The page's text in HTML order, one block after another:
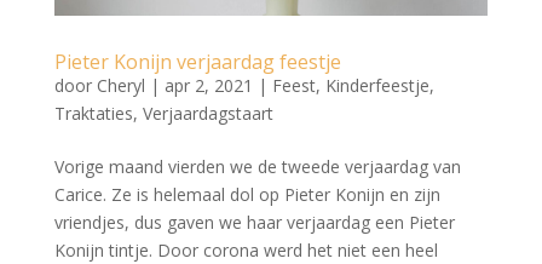
Pieter Konijn verjaardag feestje
door Cheryl | apr 2, 2021 | Feest, Kinderfeestje,
Traktaties, Verjaardagstaart
Vorige maand vierden we de tweede verjaardag van
Carice. Ze is helemaal dol op Pieter Konijn en zijn
vriendjes, dus gaven we haar verjaardag een Pieter
Konijn tintje. Door corona werd het niet een heel